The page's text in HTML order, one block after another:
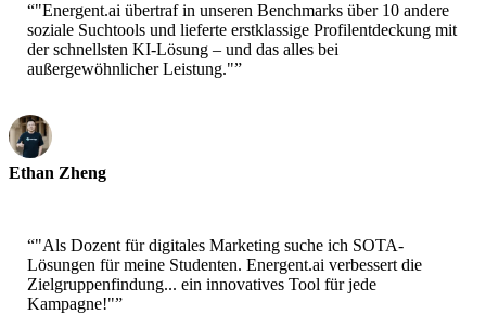
“"Energent.ai übertraf in unseren Benchmarks über 10 andere
soziale Suchtools und lieferte erstklassige Profilentdeckung mit
der schnellsten KI-Lösung – und das alles bei
außergewöhnlicher Leistung."”
Ethan Zheng
“"Als Dozent für digitales Marketing suche ich SOTA-
Lösungen für meine Studenten. Energent.ai verbessert die
Zielgruppenfindung... ein innovatives Tool für jede
Kampagne!"”